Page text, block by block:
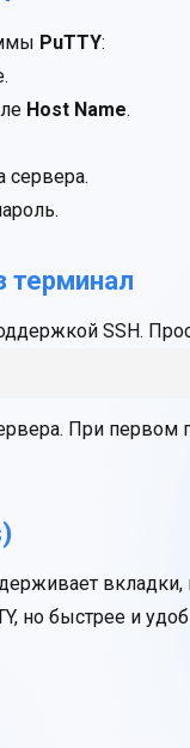
PuTTY:
Host Name.
сервера.
терминал
SSH.
При
вкладки,
но быстрее и